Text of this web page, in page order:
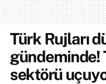
Türk Rujları
gündeminde!
sektörü